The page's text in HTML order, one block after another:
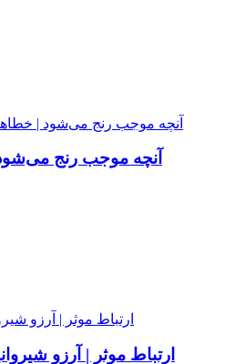
آنچه موجب رنج
ارتباط موثر | آرزو